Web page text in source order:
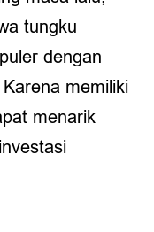
tungku
dengan
memiliki
menarik